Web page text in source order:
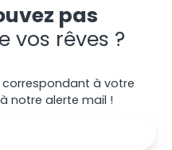
pas
vos rêves ?
à votre
notre alerte mail !